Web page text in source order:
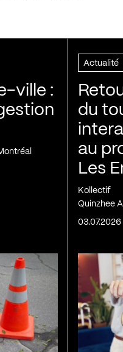
ville :
Actualité
du
au
Les
Kollectif
Quinzhee
03.07.2026